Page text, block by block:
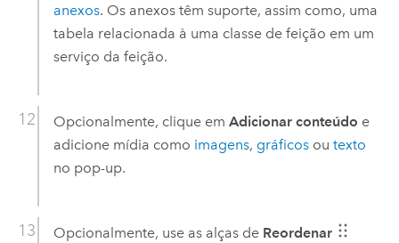
anexos. Os anexos têm suporte, assim como, uma
tabela relacionada à uma classe de feição em um
serviço da feição.
Opcionalmente, clique em Adicionar conteúdo e
adicione mídia como imagens, gráficosou texto
no pop-up.
Opcionalmente, use as alças de Reordenar